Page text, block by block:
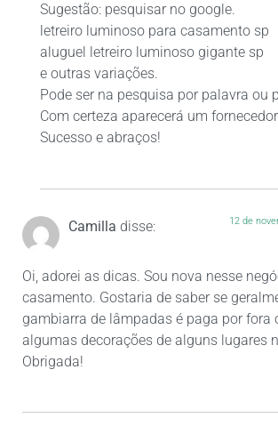
Sugestão: pesquisar no google.
letreiro luminoso para casamento sp
aluguel letreiro luminoso gigante sp
e outras variações.
Pode ser na pesquisa por palavra ou
Com certeza aparecerá um
Sucesso e abraços!
Camilla disse: 12 de
Oi, adorei as dicas. Sou nova nesse
casamento. Gostaria de saber se
gambiarra de lâmpadas é paga por fora
algumas decorações de alguns lugares
Obrigada!